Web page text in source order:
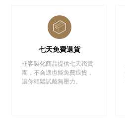
七天免費退貨
非客製化商品提供七天鑑賞
期，不合適也能免費退貨，
讓你輕鬆試戴無壓力。